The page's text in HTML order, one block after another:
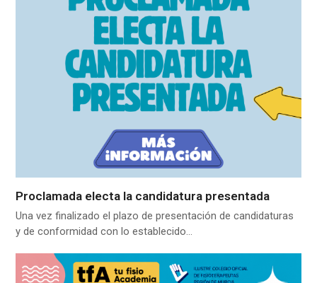
Proclamada electa la candidatura presentada
Una vez finalizado el plazo de presentación de candidaturas
y de conformidad con lo establecido…